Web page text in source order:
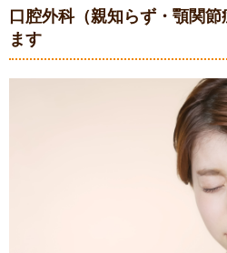
口腔外科（親知らず・顎関
ます